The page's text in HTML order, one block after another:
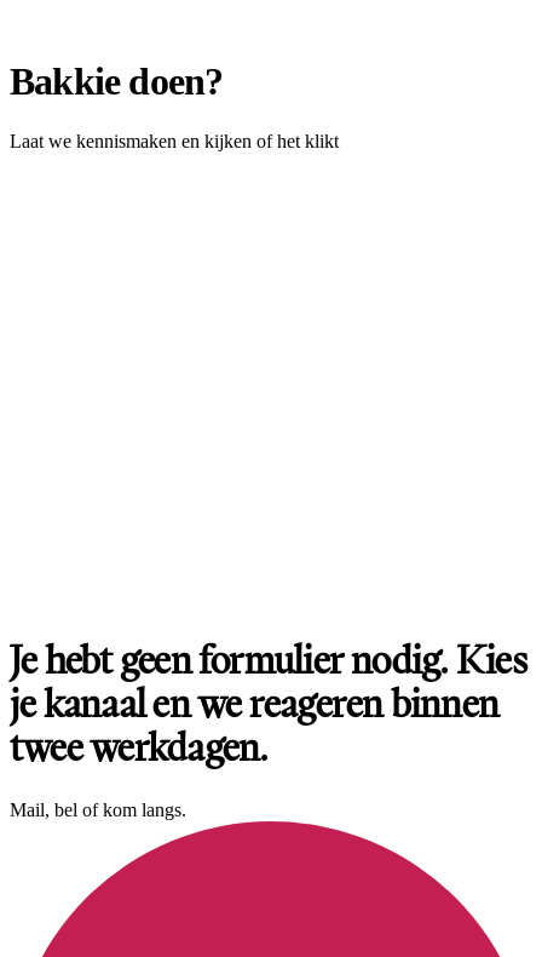
Bakkie doen?
Laat we kennismaken en kijken of het klikt
Je hebt geen formulier nodig. Kies
je kanaal en we reageren binnen
twee werkdagen.
Mail, bel of kom langs.